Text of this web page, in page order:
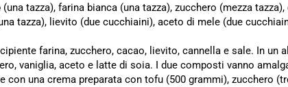
(una tazza), farina bianca (una tazza), zucchero (mezza
tazza), lievito (due cucchiaini), aceto di mele (due
farina, zucchero, cacao, lievito, cannella e sale. In un
vaniglia, aceto e latte di soia. I due composti vanno
con una crema preparata con tofu (500 grammi), zucchero